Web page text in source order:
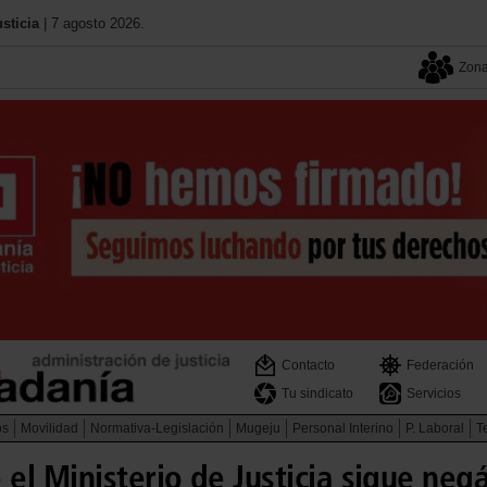
| 7 agosto 2026.
Contacto
Federación
Tu sindicato
Servicios
Movilidad Normativa-Legislación Mugeju Personal Interino P. Laboral
el Ministerio de Justicia sigue